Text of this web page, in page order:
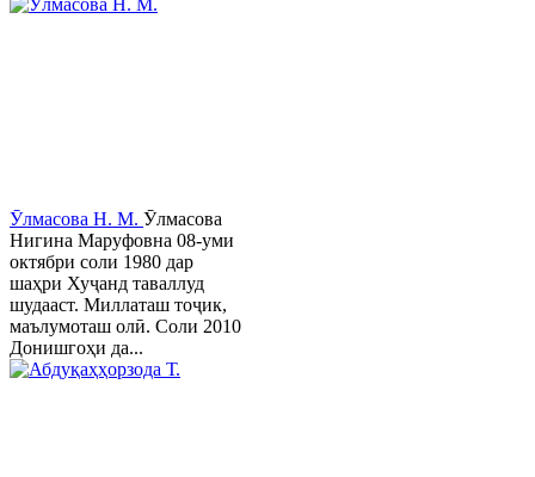
Ӯлмасова Н. М. Ӯлмасова
Нигина Маруфовна 08-уми
октябри соли 1980 дар
шаҳри Хуҷанд таваллуд
шудааст. Миллаташ тоҷик,
маълумоташ олӣ. Соли 2010
Донишгоҳи да...